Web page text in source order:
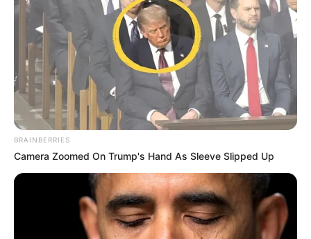
jour, suivi par notre coup de poker qui peut venir pimenter
les rapports et enfin le bruit de piste qui pourra comme le
coup de poker venir créer la surprise. Base + Bruit + Coup
de Poker pour un couplé, 2sur4 ou simple Gagnant placé
dans leQuinté du PMU
Notre Base quinté:
6 FOLLY FOOT
Notre Coup de Poker:7 SARATOGA EST
Le Bruit d’écurie:
Analyse des chances de la base prono pour
le Quinté+ du 28 Septembre à AUTEUIL –
PRIX GRANDLIEU
BRAINBERRIES
Camera Zoomed On Trump's Hand As Sleeve Slipped Up